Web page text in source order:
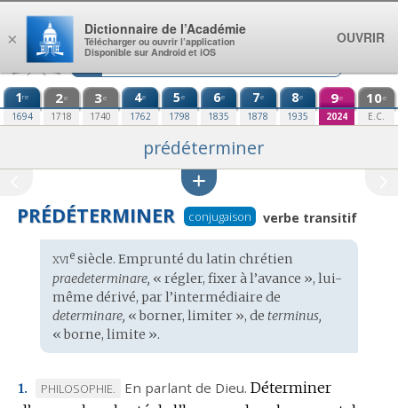
Aller au contenu
1re
1694
2e
1718
3e
1740
4e
1762
5e
1798
6e
1835
7e
1878
8e
1935
9e
2024
10e
E.C.
prédéterminer
PRÉDÉTERMINER conjugaison verbe transitif
Étymologie
:
xviesiècle. Emprunté du latin chrétien
praedeterminare, « régler, fixer à l’avance », lui-
même dérivé, par l’intermédiaire de
determinare, « borner, limiter », de terminus,
« borne, limite ».
1.
MARQUE
PHILOSOPHIE. En parlant de Dieu. Déterminer
×
Dictionnaire de l’Académie
Télécharger ou ouvrir l’application
Disponible sur Android et iOS
OUVRIR